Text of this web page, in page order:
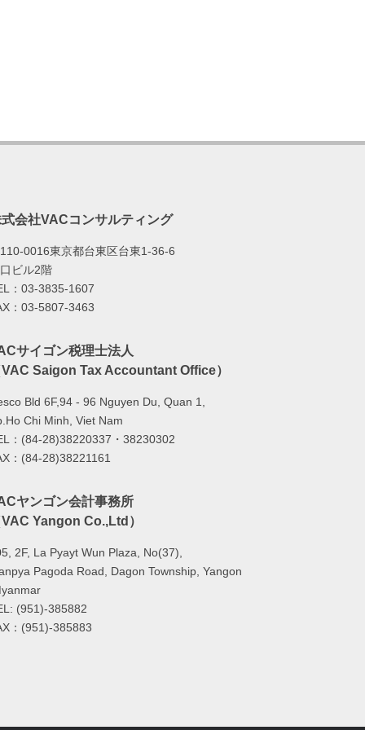
会社VACコンサルティング
0016東京都台東区台東1-36-6
ビル2階
：03-3835-1607
：03-5807-3463
サイゴン税理士法人
VAC Saigon Tax Accountant Office）
Bld 6F,94 - 96 Nguyen Du, Quan 1,
Chi Minh, Viet Nam
：(84-28)38220337・38230302
：(84-28)38221161
ヤンゴン会計事務所
VAC Yangon Co.,Ltd）
2F, La Pyayt Wun Plaza, No(37),
Pagoda Road, Dagon Township, Yangon
(951)-385882
：(951)-385883